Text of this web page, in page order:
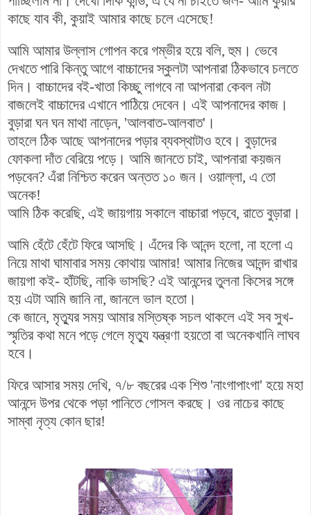
কাছে যাব কী, কুয়াই আমার কাছে চলে এসেছে!
আমি আমার উল্লাস গোপন করে গম্ভীর হয়ে বলি, হুম। ভেবে
দেখতে পারি কিন্তু আগে বাচ্চাদের স্কুলটা আপনারা ঠিকভাবে চলতে
দিন। বাচ্চাদের বই-খাতা কিচ্ছু লাগবে না আপনারা কেবল নটা
বাজলেই বাচ্চাদের এখানে পাঠিয়ে দেবেন। এই আপনাদের কাজ।
বুড়ারা ঘন ঘন মাথা নাড়েন, 'আলবাত-আলবাত'।
তাহলে ঠিক আছে আপনাদের পড়ার ব্যবস্থাটাও হবে। বুড়াদের
ফোকলা দাঁত বেরিয়ে পড়ে। আমি জানতে চাই, আপনারা কয়জন
পড়বেন? এঁরা নিশ্চিত করেন অন্তত ১০ জন। ওয়াল্লা, এ তো
অনেক!
আমি ঠিক করেছি, এই জায়গায় সকালে বাচ্চারা পড়বে, রাতে বুড়ারা।
আমি হেঁটে হেঁটে ফিরে আসছি। এঁদের কি আনন্দ হলো, না হলো এ
নিয়ে মাথা ঘামাবার সময় কোথায় আমার! আমার নিজের আনন্দ রাখার
জায়গা কই- হাঁটছি, নাকি ভাসছি? এই আনন্দের তুলনা কিসের সঙ্গে
হয় এটা আমি জানি না, জানলে ভাল হতো।
কে জানে, মৃত্যুর সময় আমার মস্তিষ্ক সচল থাকলে এই সব সুখ-
স্মৃতির কথা মনে পড়ে গেলে মৃত্যু যন্ত্রণা হয়তো বা অনেকখানি লাঘব
হবে।
ফিরে আসার সময় দেখি, ৭/৮ বছরের এক শিশু 'নাংগাপাংগা' হয়ে মহা
আনন্দে উপর থেকে পড়া পানিতে গোসল করছে। ওর নাচের কাছে
সাম্বা নৃত্য কোন ছার!